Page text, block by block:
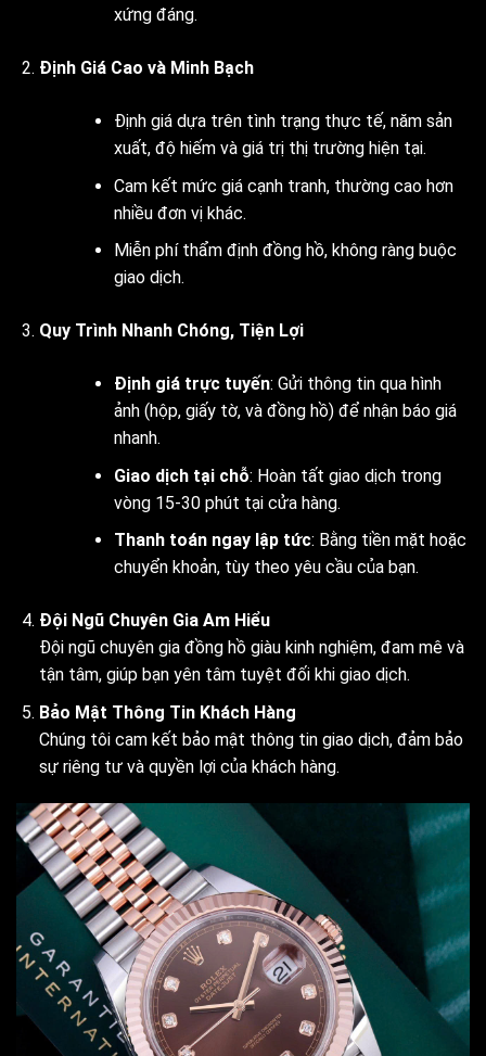
xứng đáng.
Định Giá Cao và Minh Bạch
Định giá dựa trên tình trạng thực tế, năm sản
xuất, độ hiếm và giá trị thị trường hiện tại.
Cam kết mức giá cạnh tranh, thường cao hơn
nhiều đơn vị khác.
Miễn phí thẩm định đồng hồ, không ràng buộc
giao dịch.
Quy Trình Nhanh Chóng, Tiện Lợi
Định giá trực tuyến: Gửi thông tin qua hình
ảnh (hộp, giấy tờ, và đồng hồ) để nhận báo giá
nhanh.
Giao dịch tại chỗ: Hoàn tất giao dịch trong
vòng 15-30 phút tại cửa hàng.
Thanh toán ngay lập tức: Bằng tiền mặt hoặc
chuyển khoản, tùy theo yêu cầu của bạn.
Đội Ngũ Chuyên Gia Am Hiểu
Đội ngũ chuyên gia đồng hồ giàu kinh nghiệm, đam mê và
tận tâm, giúp bạn yên tâm tuyệt đối khi giao dịch.
Bảo Mật Thông Tin Khách Hàng
Chúng tôi cam kết bảo mật thông tin giao dịch, đảm bảo
sự riêng tư và quyền lợi của khách hàng.